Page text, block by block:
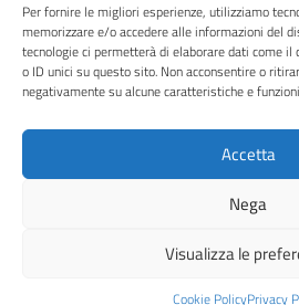
Per fornire le migliori esperienze, utilizziamo
memorizzare e/o accedere alle informazioni del
tecnologie ci permetterà di elaborare dati come il
o ID unici su questo sito. Non acconsentire o
negativamente su alcune caratteristiche e
Accetta
Nega
Visualizza le
Cookie PolicyPrivacy
Posta elettronica certificata (PEC):
Codice fiscale: 80124970155
Istituto Omnicomprensivo Musicale Statale
Via Corridoni 34/36 Milano | Tel. 02
miic8de001@istruzione.it |
C.F. 80124970155